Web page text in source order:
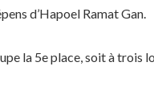
d’Hapoel Ramat Gan.
la 5e place, soit à trois